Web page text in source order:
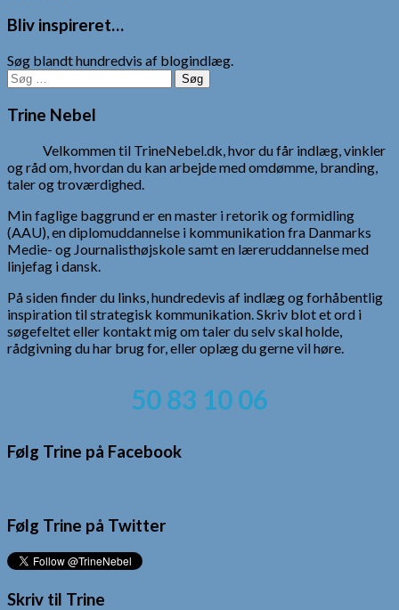
Bliv inspireret…
Søg blandt hundredvis af blogindlæg.
Søg
efter:
Trine Nebel
Velkommen til TrineNebel.dk, hvor du får indlæg, vinkler
og råd om, hvordan du kan arbejde med omdømme, branding,
taler og troværdighed.
Min faglige baggrund er en master i retorik og formidling
(AAU), en diplomuddannelse i kommunikation fra Danmarks
Medie- og Journalisthøjskole samt en læreruddannelse med
linjefag i dansk.
På siden finder du links, hundredevis af indlæg og forhåbentlig
inspiration til strategisk kommunikation. Skriv blot et ord i
søgefeltet eller kontakt mig om taler du selv skal holde,
rådgivning du har brug for, eller oplæg du gerne vil høre.
50 83 10 06
Følg Trine på Facebook
Følg Trine på Twitter
Skriv til Trine